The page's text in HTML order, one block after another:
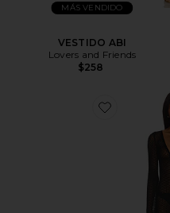
MÁS VENDIDO
VESTIDO ABI
Lovers and Friends
$258